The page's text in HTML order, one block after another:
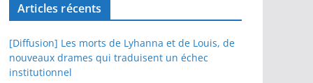
Articles récents
[Diffusion] Les morts de Lyhanna et de Louis, de
nouveaux drames qui traduisent un échec
institutionnel